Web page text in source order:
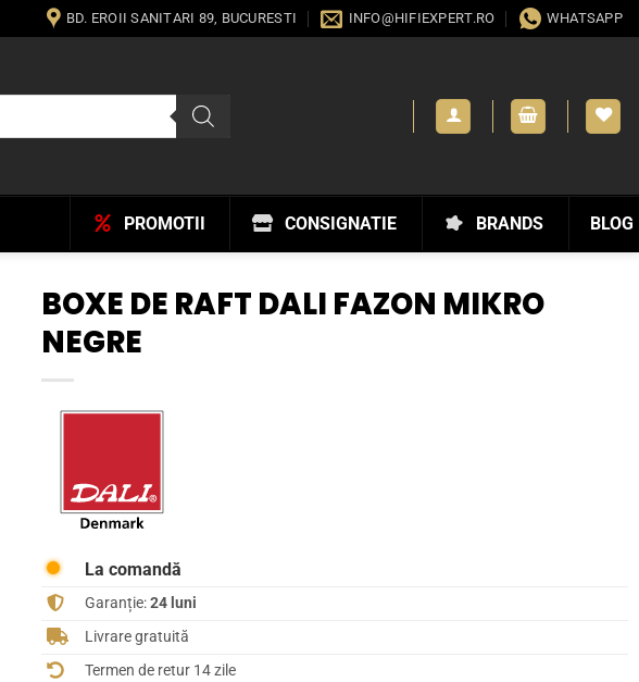
BD. EROII SANITARI 89, BUCURESTI INFO@HIFIEXPERT.RO WHATSAPP
BLOG
BRANDS
CONSIGNATIE
PROMOTII
BOXE DE RAFT DALI FAZON MIKRO
NEGRE
La comandă
Garanție:24 luni
Livrare gratuită
Termen de retur 14 zile